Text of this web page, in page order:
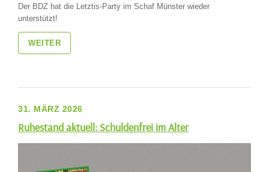
Der BDZ hat die Letztis-Party im Schaf Münster wieder
unterstützt!
WEITER
31. MÄRZ 2026
Ruhestand aktuell: Schuldenfrei im Alter